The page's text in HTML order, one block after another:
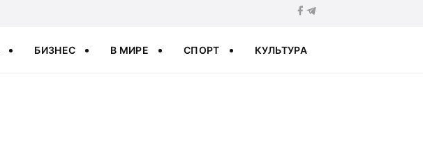
БИЗНЕС В МИРЕ СПОРТ КУЛЬТУРА